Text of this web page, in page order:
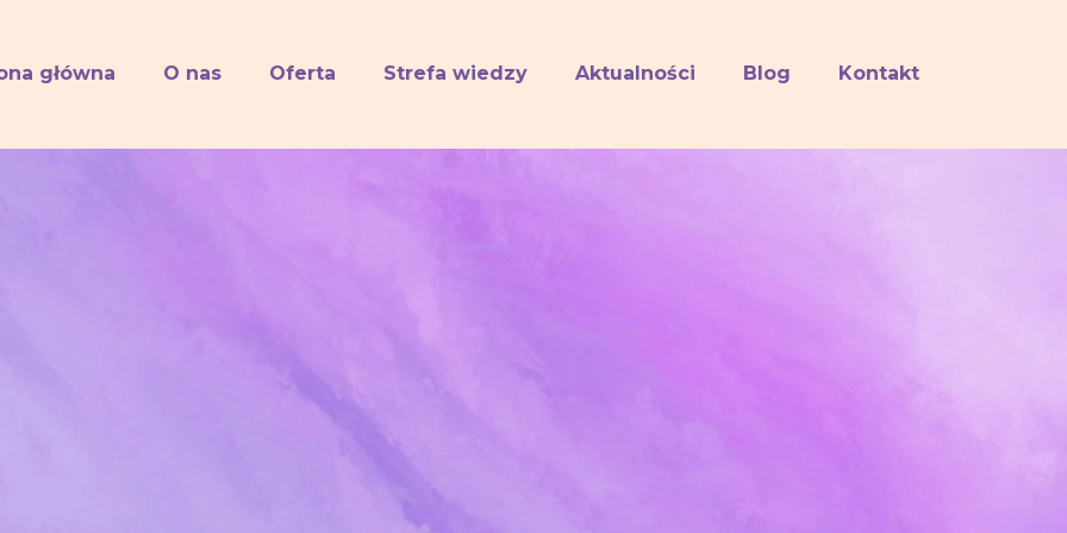
główna O nas Oferta Strefa wiedzy Aktualności Blog Kontakt